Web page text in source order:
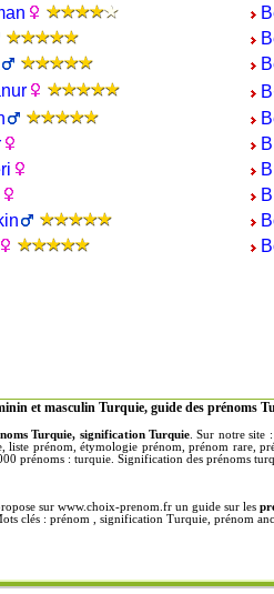
et masculin Turquie, guide des prénoms
Turquie, signification Turquie . Sur notre
liste prénom, étymologie prénom, prénom rare,
prénoms : turquie. Signification des prénoms
sur www.choix-prenom.fr un guide sur les
clés : prénom , signification Turquie, prénom